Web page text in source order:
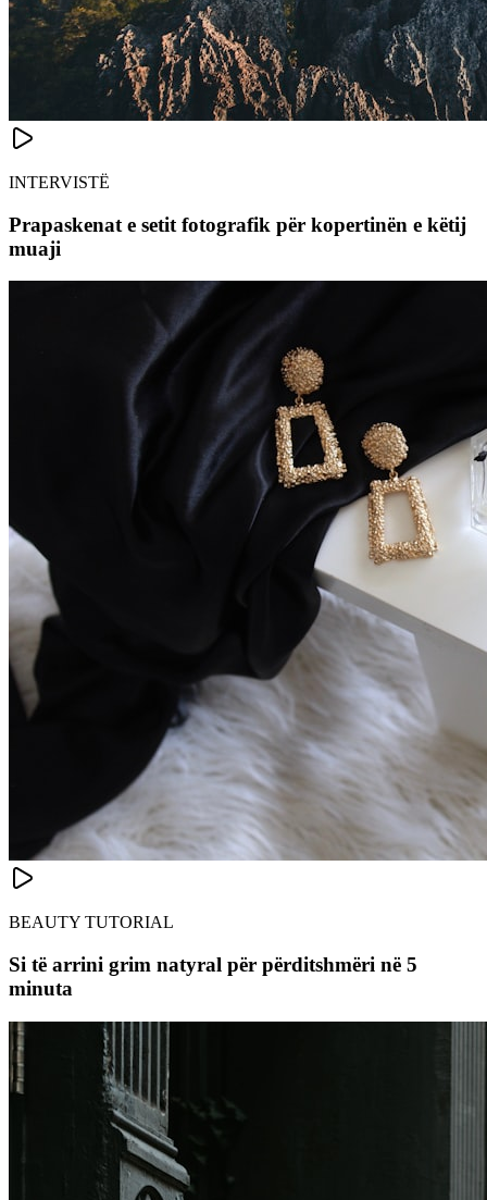
INTERVISTË
Prapaskenat e setit fotografik për kopertinën e këtij
muaji
BEAUTY TUTORIAL
Si të arrini grim natyral për përditshmëri në 5
minuta